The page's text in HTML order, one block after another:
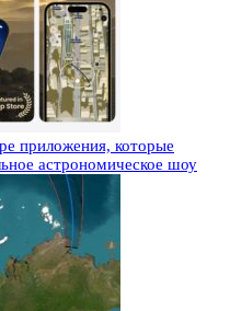
приложения, которые
астрономическое шоу